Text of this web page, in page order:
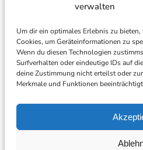
verwalten
Um dir ein optimales Erlebnis zu
Cookies, um Geräteinformationen zu
Wenn du diesen Technologien
Surfverhalten oder eindeutige IDs auf
deine Zustimmung nicht erteilst oder
Merkmale und Funktionen